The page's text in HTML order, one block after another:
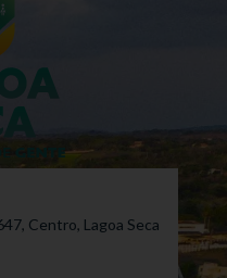
Centro, Lagoa Seca